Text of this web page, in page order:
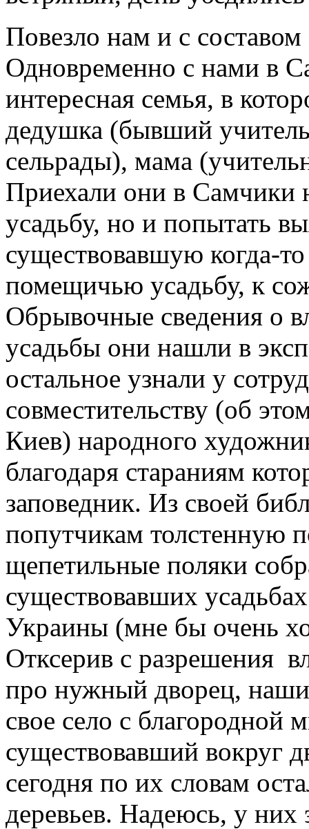
Повезло нам и с
Одновременно с нами в
интересная семья, в
дедушка (бывший
сельрады), мама
Приехали они в Самчики
усадьбу, но и попытать
существовавшую когда-
помещичью усадьбу, к
Обрывочные сведения о
усадьбы они нашли в
остальное узнали у
совместительству (об
Киев) народного
благодаря стараниям
заповедник. Из своей
попутчикам толстенную
щепетильные поляки
существовавших
Украины (мне бы очень
Отксерив с разрешения
про нужный дворец, наши
свое село с благородной
существовавший вокруг
сегодня по их словам
деревьев. Надеюсь, у них